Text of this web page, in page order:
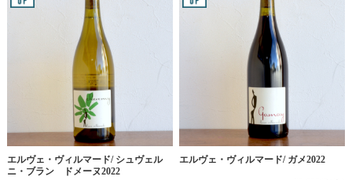
エルヴェ・ヴィルマード/ シュヴェル
ニ・ブラン ドメーヌ2022
エルヴェ・ヴィルマード/ ガメ2022